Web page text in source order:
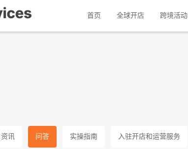
首页 全球开店 跨境活动
韩国头部跨境电商
资讯 问答 实操指南 入驻开店和运营服务